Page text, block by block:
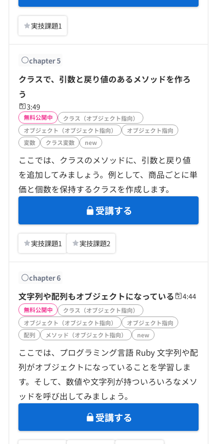
実技課題1
chapter5
クラスで、引数と戻り値のあるメソッドを作ろ
う
3:49
無料公開中
クラス（オブジェクト指向）
オブジェクト（オブジェクト指向）
オブジェクト指向
変数
クラス変数 new
ここでは、クラスのメソッドに、引数と戻り値
を追加してみましょう。例として、商品ごとに単
価と個数を保持するクラスを作成します。
受講する
実技課題1 実技課題2
chapter6
文字列や配列もオブジェクトになっている 4:44
無料公開中
クラス（オブジェクト指向）
オブジェクト（オブジェクト指向）
オブジェクト指向
配列
メソッド（オブジェクト指向） new
ここでは、プログラミング言語 Ruby 文字列や配
列がオブジェクトになっていることを学習しま
す。そして、数値や文字列が持ついろいろなメソ
ッドを呼び出してみましょう。
受講する